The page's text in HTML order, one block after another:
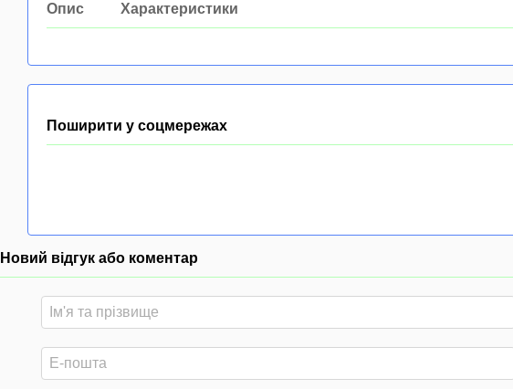
Опис Характеристики
Поширити у соцмережах
Новий відгук або коментар